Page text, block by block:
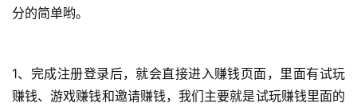
分的简单哟。
1、完成注册登录后，就会直接进入赚钱页面，里面有试玩
赚钱、游戏赚钱和邀请赚钱，我们主要就是试玩赚钱里面的